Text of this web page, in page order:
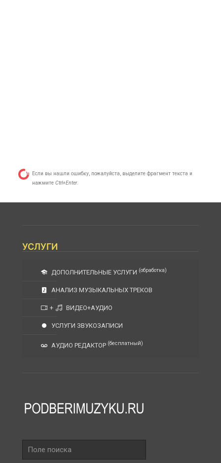
Если вы нашли ошибку, пожалуйста, выделите фрагмент текста и
нажмите Ctrl+Enter.
УСЛУГИ
ДОПОЛНИТЕЛЬНЫЕ УСЛУГИ (обработка)
АНАЛИЗ МУЗЫКАЛЬНЫХ ТРЕКОВ
+ ВИДЕО+АУДИО
УСЛУГИ ЗВУКОЗАПИСИ
АУДИО РЕДАКТОР (бесплатный)
поиска